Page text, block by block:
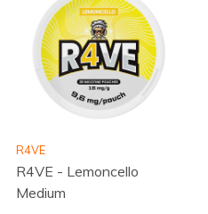
R4VE
R4VE - Lemoncello
Medium